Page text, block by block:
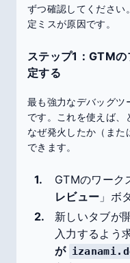
ずつ確認してください
定ミスが原因です。
ステップ1：GTM
定する
最も強力なデバッグツ
です。これを使えば、
なぜ発火したか（また
できます。
GTMのワーク
レビュー 」ボ
新しいタブが
入力するよう
が